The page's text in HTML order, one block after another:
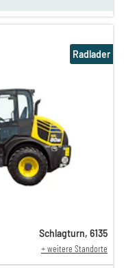
Radlader
Schlagturn, 6135
+ weitere Standorte